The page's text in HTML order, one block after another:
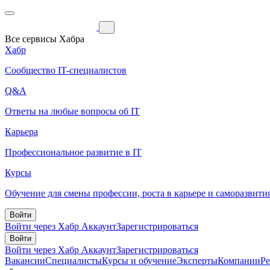
Все сервисы Хабра
Хабр
Сообщество IT-специалистов
Q&A
Ответы на любые вопросы об IT
Карьера
Профессиональное развитие в IT
Курсы
Обучение для смены профессии, роста в карьере и
Войти
Войти через Хабр АккаунтЗарегистрироваться
Войти
Войти через Хабр АккаунтЗарегистрироваться
ВакансииСпециалистыКурсы и обучениеЭкспертыКомпании